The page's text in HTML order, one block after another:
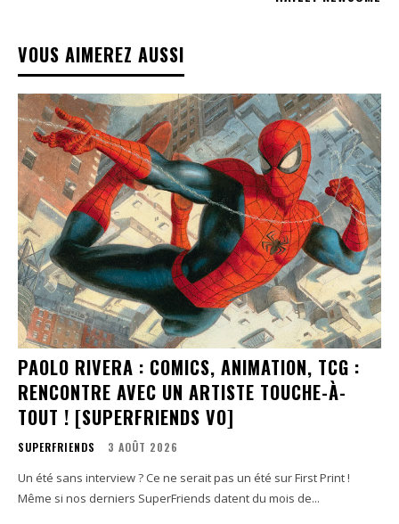
VOUS AIMEREZ AUSSI
PAOLO RIVERA : COMICS, ANIMATION, TCG :
RENCONTRE AVEC UN ARTISTE TOUCHE-À-
TOUT ! [SUPERFRIENDS VO]
SUPERFRIENDS 3 AOÛT 2026
Un été sans interview ? Ce ne serait pas un été sur First Print !
Même si nos derniers SuperFriends datent du mois de...